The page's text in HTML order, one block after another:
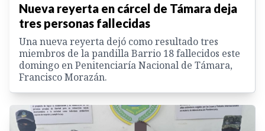
Nueva reyerta en cárcel de Támara deja
tres personas fallecidas
Una nueva reyerta dejó como resultado tres
miembros de la pandilla Barrio 18 fallecidos este
domingo en Penitenciaría Nacional de Támara,
Francisco Morazán.